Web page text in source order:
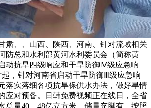
肃、、山西、陕西、河南、针对流域相关
防总和水利部黄河水利委员会（简称黄
动抗旱四级响应和干旱防御Ⅳ级应急响
起，针对河南省启动干旱防御Ⅲ级应急响
落实落细各项抗旱保供水办法，做好旱情
应对预备。日韩免费视频正在线日，全省
总量40。48亿立方米，储量充脚有，按照